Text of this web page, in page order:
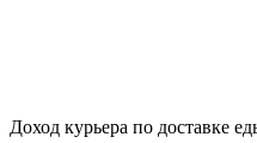
Доход курьера по доставке